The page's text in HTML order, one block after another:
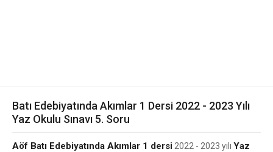
Batı Edebiyatında Akımlar 1 Dersi 2022 - 2023 Yılı
Yaz Okulu Sınavı 5. Soru
Aöf Batı Edebiyatında Akımlar 1 dersi 2022 - 2023 yılı Yaz